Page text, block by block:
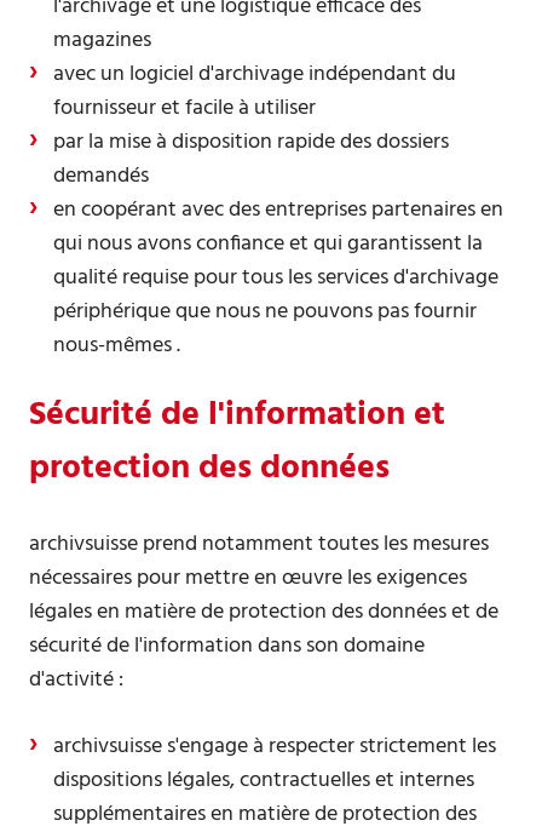
l'archivage et une logistique efficace des
magazines
avec un logiciel d'archivage indépendant du
fournisseur et facile à utiliser
par la mise à disposition rapide des dossiers
demandés
en coopérant avec des entreprises partenaires en
qui nous avons confiance et qui garantissent la
qualité requise pour tous les services d'archivage
périphérique que nous ne pouvons pas fournir
nous-mêmes .
Sécurité de l'information et
protection des données
archivsuisse prend notamment toutes les mesures
nécessaires pour mettre en œuvre les exigences
légales en matière de protection des données et de
sécurité de l'information dans son domaine
d'activité :
archivsuisse s'engage à respecter strictement les
dispositions légales, contractuelles et internes
supplémentaires en matière de protection des